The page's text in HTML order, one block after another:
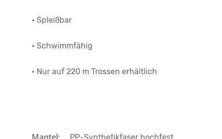
• Spleißbar
• Schwimmfähig
• Nur auf 220 m Trossen erhältlich